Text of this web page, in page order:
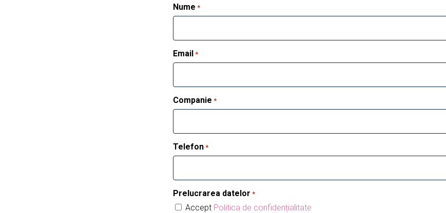
Nume *
Email *
Companie *
Telefon *
Prelucrarea datelor *
Accept Politica de confidențialitate